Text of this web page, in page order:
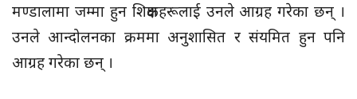
मण्डालामा जम्मा हुन शिक्षकहरूलाई उनले आग्रह गरेका छन् ।
उनले आन्दोलनका क्रममा अनुशासित र संयमित हुन पनि
आग्रह गरेका छन् ।